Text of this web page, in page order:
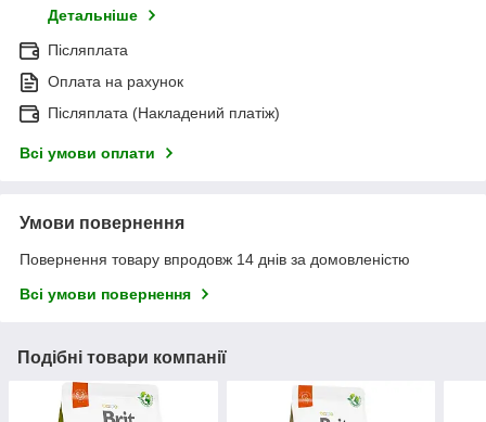
Детальніше
Післяплата
Оплата на рахунок
Післяплата (Накладений платіж)
Всі умови оплати
Умови повернення
Повернення товару впродовж 14 днів за домовленістю
Всі умови повернення
Подібні товари компанії